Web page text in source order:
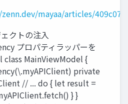
mayaa/articles/
クトの注入
プロパティラッパーを
class MainViewModel {
private
// ... do { let result =
} }